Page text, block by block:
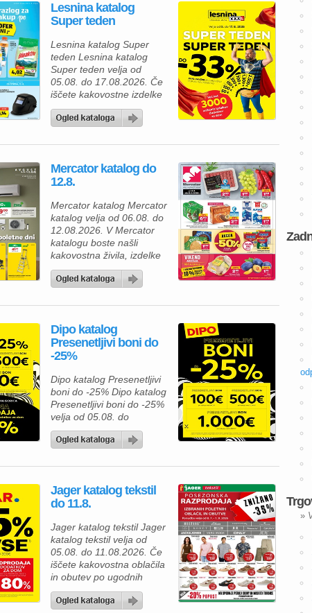
Lesnina katalog
Super teden
Lesnina katalog Super
teden Lesnina katalog
Super teden velja od
05.08. do 17.08.2026. Če
iščete kakovostne izdelke
za prijetnejši in lepše
urejen dom, vas bo
Lesnina kataloga zagotovo
odlične akcijske cene in
bogato izbiro izdelkov za
kuhinjo in jedilnico ter svoj
dom opremite po
ugodnejših cenah. Poleg
številnih […]
Mercator katalog do
12.8.
Mercator katalog Mercator
katalog velja od 06.08. do
12.08.2026. V Mercator
katalogu boste našli
kakovostna živila, izdelke
za gospodinjstvo in
številne priljubljene
ugodnih cenah. Zdaj je
svojo shrambo, hladilnik in
zamrzovalnik ter pri tem
tudi prihranite. Za pripravo
izberete Premium
Mercator čevapčiče v
pakiranju 500 […]
Dipo katalog
Presenetljivi boni do
-25%
Dipo katalog Presenetljivi
boni do -25% Dipo katalog
Presenetljivi boni do -25%
velja od 05.08. do
08.08.2026. Predstavljamo
vam privlačno ponudbo iz
izbirate med kakovostnim
mladinsko sobo ter hkrati
izkoristite odlične akcijske
500 € vas lahko pričaka
presenetljivi bon v
vrednosti do 100 […]
Jager katalog tekstil
do 11.8.
Jager katalog tekstil Jager
katalog tekstil velja od
05.08. do 11.08.2026. Če
iščete kakovostna oblačila
in obutev po ugodnih
cenah, vas v Jager
katalogu tekstila čaka
»